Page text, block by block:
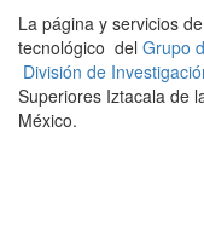
La página y servicios
tecnológico del Grupo
División de
Superiores Iztacala de
México.